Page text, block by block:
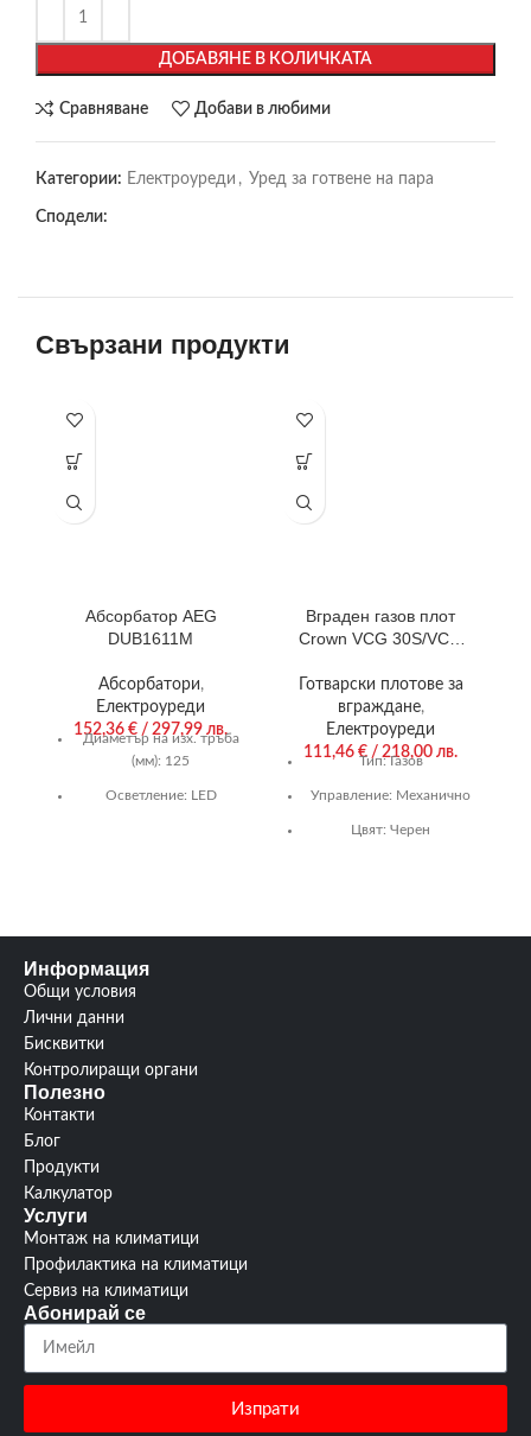
ДОБАВЯНЕ В КОЛИЧКАТА
Сравняване Добави в любими
Категории: Електроуреди , Уред за готвене на пара
Сподели:
Свързани продукти
Абсорбатор AEG
DUB1611M
Абсорбатори,
Електроуреди
152,36 € / 297,99 лв.
Диаметър на изх. тръба
(мм): 125
Осветление: LED
Вграден газов плот
Crown VCG 30S/VCG
Готварски плотове за
вграждане,
Електроуреди
111,46 € / 218,00 лв.
Тип: Газов
Управление: Механично
Цвят: Черен
Информация
Общи условия
Лични данни
Бисквитки
Контролиращи органи
Полезно
Контакти
Блог
Продукти
Калкулатор
Услуги
Монтаж на климатици
Профилактика на климатици
Сервиз на климатици
Абонирай се
Изпрати